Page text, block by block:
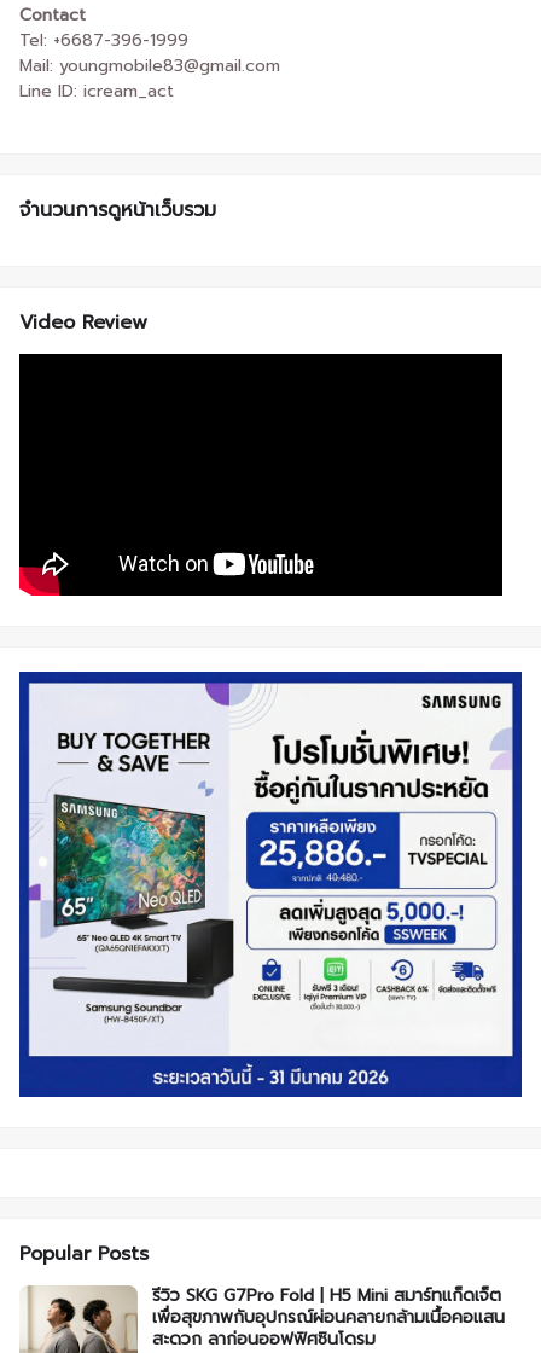
Contact
Tel: +6687-396-1999
Mail: youngmobile83@gmail.com
Line ID: icream_act
จำนวนการดูหน้าเว็บรวม
Video Review
Popular Posts
รีวิว SKG G7Pro Fold | H5 Mini สมาร์ทแก็ดเจ็ต
เพื่อสุขภาพกับอุปกรณ์ผ่อนคลายกล้ามเนื้อคอแสน
สะดวก ลาก่อนออฟฟิศซินโดรม